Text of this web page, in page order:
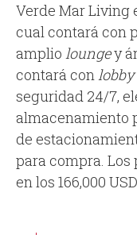
Verde Mar Living
cual contará con
amplio loungey
contará conlobby
seguridad 24/7,
almacenamiento
de
para compra.
en los 166,000